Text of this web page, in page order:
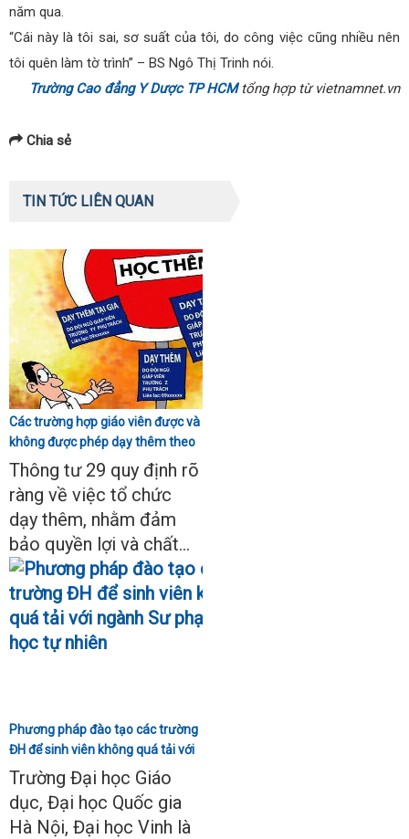
năm qua.
“Cái này là tôi sai, sơ suất của tôi, do công việc cũng nhiều nên
tôi quên làm tờ trình” – BS Ngô Thị Trinh nói.
Trường Cao đẳng Y Dược TP HCMtổng hợp từ vietnamnet.vn
Chia sẻ
TIN TỨC LIÊN QUAN
Các trường hợp giáo viên được và
không được phép dạy thêm theo
Thông tư 29
Thông tư 29 quy định rõ
ràng về việc tổ chức
dạy thêm, nhằm đảm
bảo quyền lợi và chất...
Phương pháp đào tạo các trường
ĐH để sinh viên không quá tải với
ngành Sư phạm Khoa học tự
nhiên
Trường Đại học Giáo
dục, Đại học Quốc gia
Hà Nội, Đại học Vinh là